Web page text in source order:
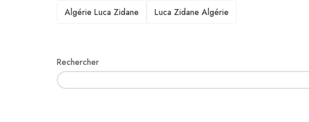
TAGS
Algérie Luca Zidane Luca Zidane Algérie
Rechercher